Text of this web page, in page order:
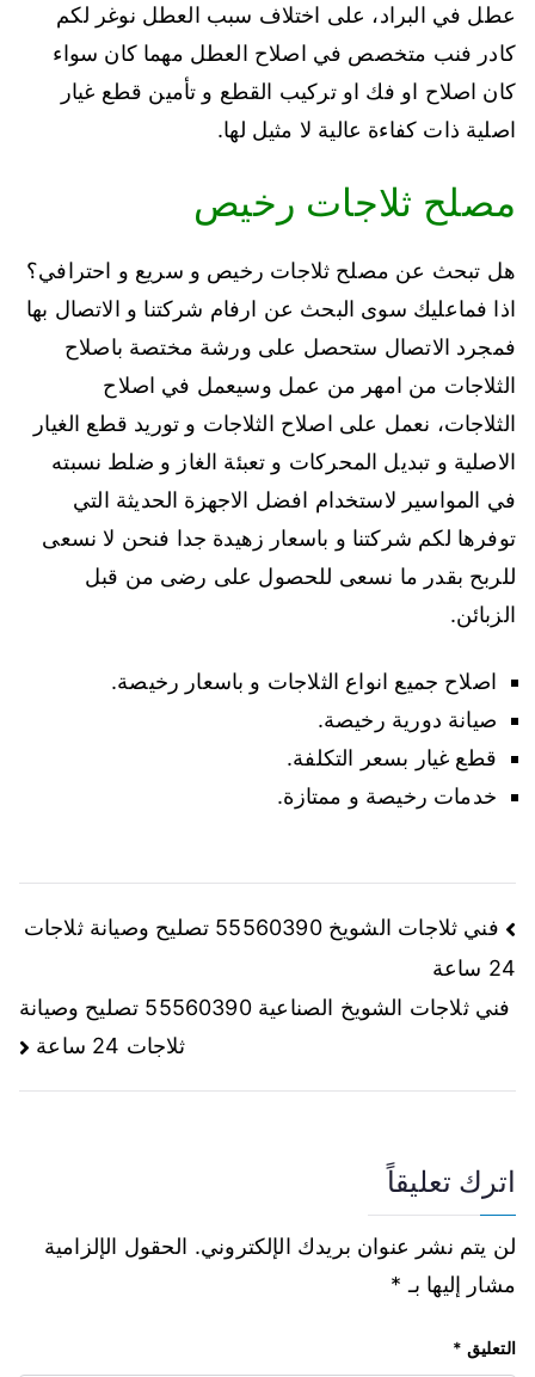
عطل في البراد، على اختلاف سبب العطل نوغر لكم
كادر فنب متخصص في اصلاح العطل مهما كان سواء
كان اصلاح او فك او تركيب القطع و تأمين قطع غيار
اصلية ذات كفاءة عالية لا مثيل لها.
مصلح ثلاجات رخيص
هل تبحث عن مصلح ثلاجات رخيص و سريع و احترافي؟
اذا فماعليك سوى البحث عن ارفام شركتنا و الاتصال بها
فمجرد الاتصال ستحصل على ورشة مختصة باصلاح
الثلاجات من امهر من عمل وسيعمل في اصلاح
الثلاجات، نعمل على اصلاح الثلاجات و توريد قطع الغيار
الاصلية و تبديل المحركات و تعبئة الغاز و ضلط نسبته
في المواسير لاستخدام افضل الاجهزة الحديثة التي
توفرها لكم شركتنا و باسعار زهيدة جدا فنحن لا نسعى
للربح بقدر ما نسعى للحصول على رضى من قبل
الزبائن.
اصلاح جميع انواع الثلاجات و باسعار رخيصة.
صيانة دورية رخيصة.
قطع غيار بسعر التكلفة.
خدمات رخيصة و ممتازة.
فني ثلاجات الشويخ 55560390 تصليح وصيانة ثلاجات
24 ساعة
فني ثلاجات الشويخ الصناعية 55560390 تصليح وصيانة
ثلاجات 24 ساعة
اترك تعليقاً
لن يتم نشر عنوان بريدك الإلكتروني. الحقول الإلزامية
مشار إليها بـ *
التعليق *